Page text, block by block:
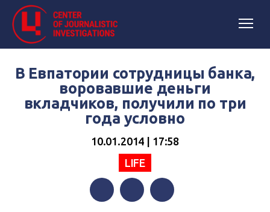
В Евпатории сотрудницы банка,
воровавшие деньги
вкладчиков, получили по три
года условно
10.01.2014 | 17:58
LIFE